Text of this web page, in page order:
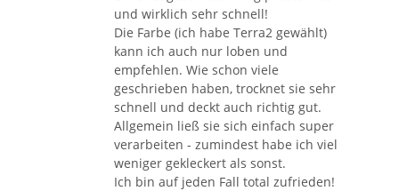
und wirklich sehr schnell!
Die Farbe (ich habe Terra2 gewählt)
kann ich auch nur loben und
empfehlen. Wie schon viele
geschrieben haben, trocknet sie sehr
schnell und deckt auch richtig gut.
Allgemein ließ sie sich einfach super
verarbeiten - zumindest habe ich viel
weniger gekleckert als sonst.
Ich bin auf jeden Fall total zufrieden!